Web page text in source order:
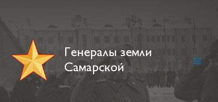
Генералы земли
Самарской